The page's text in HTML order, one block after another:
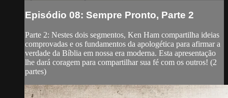
Episódio 08: Sempre Pronto, Parte 2
Parte 2: Nestes dois segmentos, Ken Ham compartilha ideias
comprovadas e os fundamentos da apologética para afirmar a
verdade da Bíblia em nossa era moderna. Esta apresentação
lhe dará coragem para compartilhar sua fé com os outros! (2
partes)